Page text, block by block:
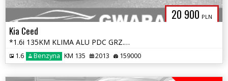
20 900 PLN
Kia Ceed
*1.6i 135KM KLIMA ALU PDC GRZ.FOTELE+KIEROWNICA LED OPŁATY GWARANCJA**
1.6 Benzyna KM 135 2013 159000